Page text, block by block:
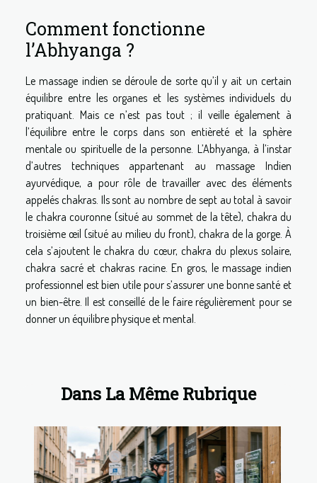
Comment fonctionne
l’Abhyanga ?
Le massage indien se déroule de sorte qu’il y ait un certain
équilibre entre les organes et les systèmes individuels du
pratiquant. Mais ce n’est pas tout ; il veille également à
l’équilibre entre le corps dans son entièreté et la sphère
mentale ou spirituelle de la personne. L’Abhyanga, à l’instar
d’autres techniques appartenant au massage Indien
ayurvédique, a pour rôle de travailler avec des éléments
appelés chakras. Ils sont au nombre de sept au total à savoir
le chakra couronne (situé au sommet de la tête), chakra du
troisième œil (situé au milieu du front), chakra de la gorge. À
cela s’ajoutent le chakra du cœur, chakra du plexus solaire,
chakra sacré et chakras racine. En gros, le massage indien
professionnel est bien utile pour s’assurer une bonne santé et
un bien-être. Il est conseillé de le faire régulièrement pour se
donner un équilibre physique et mental.
Dans La Même Rubrique